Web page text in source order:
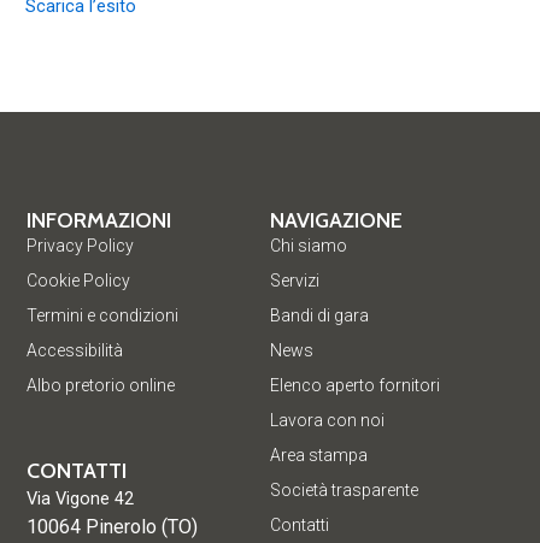
Scarica l’esito
NAVIGAZIONE
Chi siamo
Servizi
Bandi di gara
News
Elenco aperto fornitori
Lavora con noi
Area stampa
Società trasparente
Contatti
INFORMAZIONI
Privacy Policy
Cookie Policy
Termini e condizioni
Accessibilità
Albo pretorio online
CONTATTI
Via Vigone 42
10064 Pinerolo (TO)